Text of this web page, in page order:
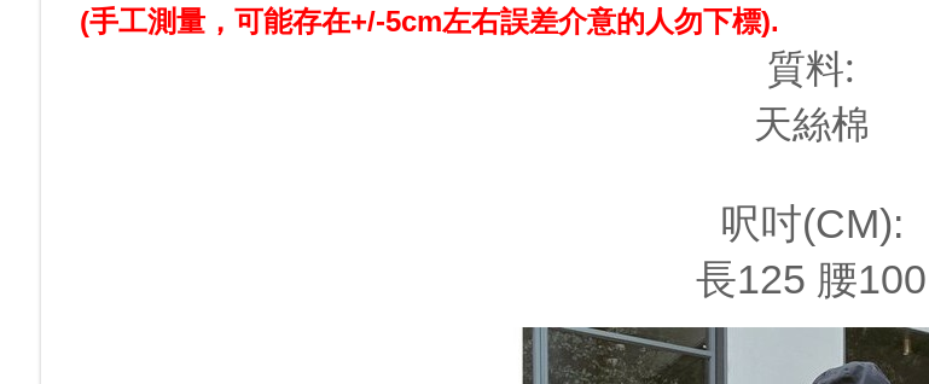
(手工測量，可能存在+/-5cm左右誤差介意的人勿下標).
質料:
天絲棉
呎吋(CM):
長125 腰100